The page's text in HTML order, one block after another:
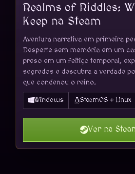
Realms of Riddles:
Keep na Steam
Aventura narrativa em primeira
Desperte sem memória em um
preso em um feitiço temporal,
segredos e descubra a verdade
que condenou o reino.
Windows SteamOS + Linux
Ver na